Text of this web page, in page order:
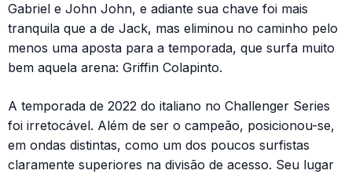
Gabriel e John John, e adiante sua chave foi mais
tranquila que a de Jack, mas eliminou no caminho pelo
menos uma aposta para a temporada, que surfa muito
bem aquela arena: Griffin Colapinto.
A temporada de 2022 do italiano no Challenger Series
foi irretocável. Além de ser o campeão, posicionou-se,
em ondas distintas, como um dos poucos surfistas
claramente superiores na divisão de acesso. Seu lugar